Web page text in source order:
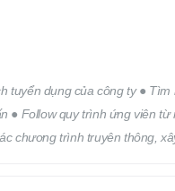
tuyển dụng của công ty ●
Follow quy trình ứng viên từ
chương trình truyên thông,